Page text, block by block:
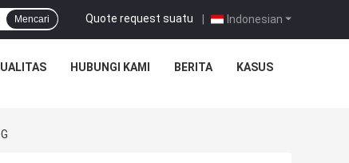
Indonesian
Quote request suatu |
Mencari
HUBUNGI KAMI BERITA KASUS